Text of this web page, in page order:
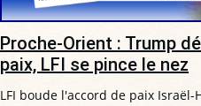
Proche-Orient : Trump
paix, LFI se pince le nez
LFI boude l'accord de paix